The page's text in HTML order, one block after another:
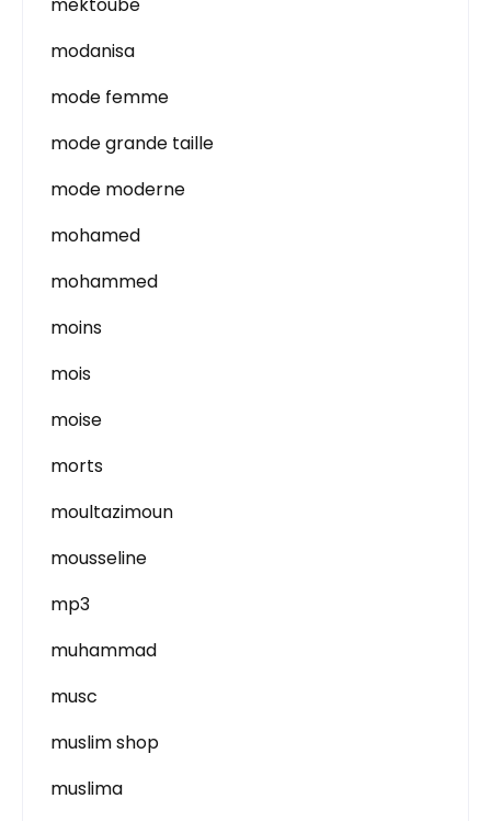
modanisa
mode femme
mode grande taille
mode moderne
mohamed
mohammed
moins
mois
moise
morts
moultazimoun
mousseline
mp3
muhammad
musc
muslim shop
muslima